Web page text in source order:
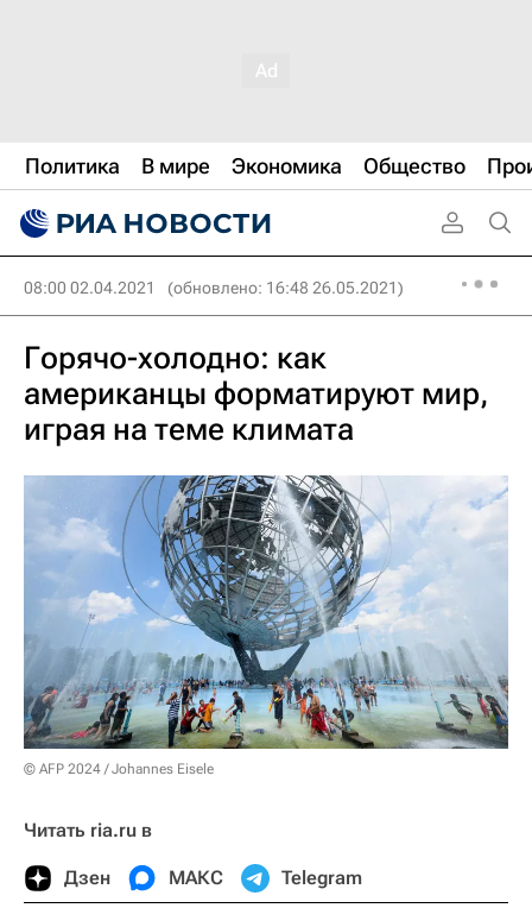
Политика В мире Экономика Общество
08:00 02.04.2021 (обновлено: 16:48 26.05.2021)
Горячо-холодно: как
американцы форматируют мир,
играя на теме климата
© AFP 2024 / Johannes Eisele
Читать ria.ru в
Дзен МАКС Telegram